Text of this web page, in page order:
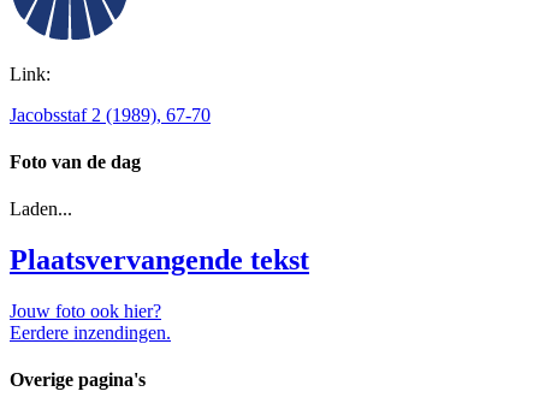
Link:
Jacobsstaf 2 (1989), 67-70
Foto van de dag
Laden...
Plaatsvervangende tekst
Jouw foto ook hier?
Eerdere inzendingen.
Overige pagina's